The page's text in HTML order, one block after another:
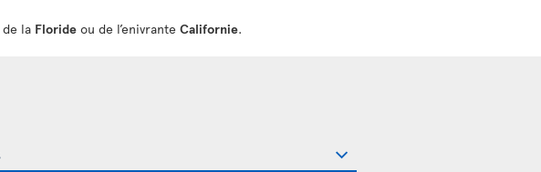
de la Floride ou de l’enivrante Californie.